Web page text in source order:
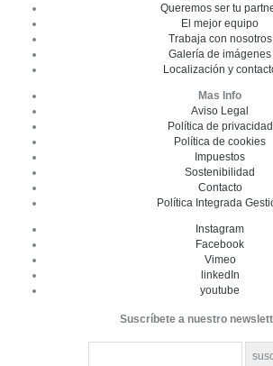
Queremos ser tu
El mejor equipo
Trabaja con nosotros
Galería de imágenes
Localización y
Mas Info
Aviso Legal
Política de privacidad
Política de cookies
Impuestos
Sostenibilidad
Contacto
Política Integrada
Instagram
Facebook
Vimeo
linkedIn
youtube
Suscríbete a nuestro